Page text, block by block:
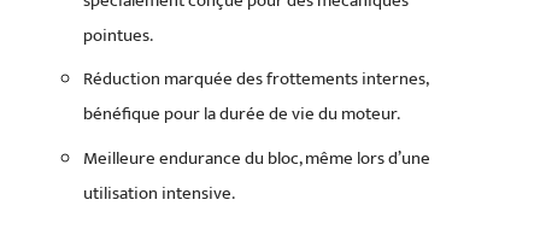
pointues.
Réduction marquée des frottements internes,
bénéfique pour la durée de vie du moteur.
Meilleure endurance du bloc, même lors d’une
utilisation intensive.